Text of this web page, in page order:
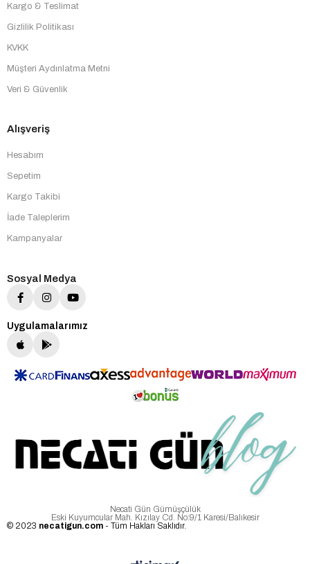
Kargo & Teslimat
Gizlilik Politikası
KVKK
Müşteri Aydınlatma Metni
Veri & Güvenlik
Alışveriş
Hesabım
Sepetim
Kargo Takibi
İade Taleplerim
Kampanyalar
Sosyal Medya
Uygulamalarımız
Necati Gün Gümüşçülük
Eski Kuyumcular Mah. Kızılay Cd. No:9/1 Karesi/Balıkesir
© 2023 necatigun.com - Tüm Hakları Saklıdır.